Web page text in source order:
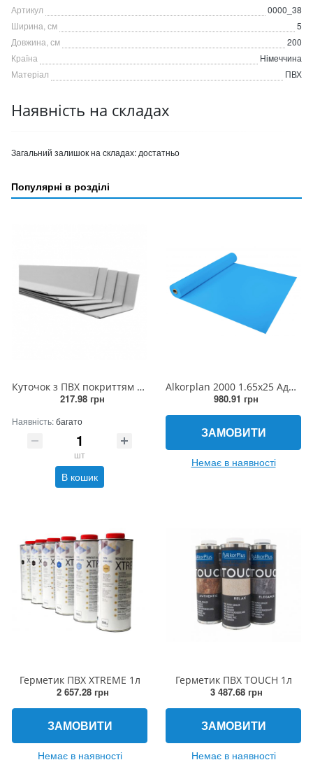
Артикул
0000_38
Ширина, см
5
Довжина, см
200
Країна
Німеччина
Матеріал
ПВХ
Наявність на складах
Загальний залишок на складах: достатньо
Популярні в розділі
Куточок з ПВХ покриттям 0.04х0.03 (2м) внутрішній
217.98 грн
Наявність:багато
шт
В кошик
Alkorplan 2000 1.65x25 Адріатичний синій
980.91 грн
ЗАМОВИТИ
Немає в наявності
Герметик ПВХ XTREME 1л
2 657.28 грн
ЗАМОВИТИ
Немає в наявності
Герметик ПВХ TOUCH 1л
3 487.68 грн
ЗАМОВИТИ
Немає в наявності